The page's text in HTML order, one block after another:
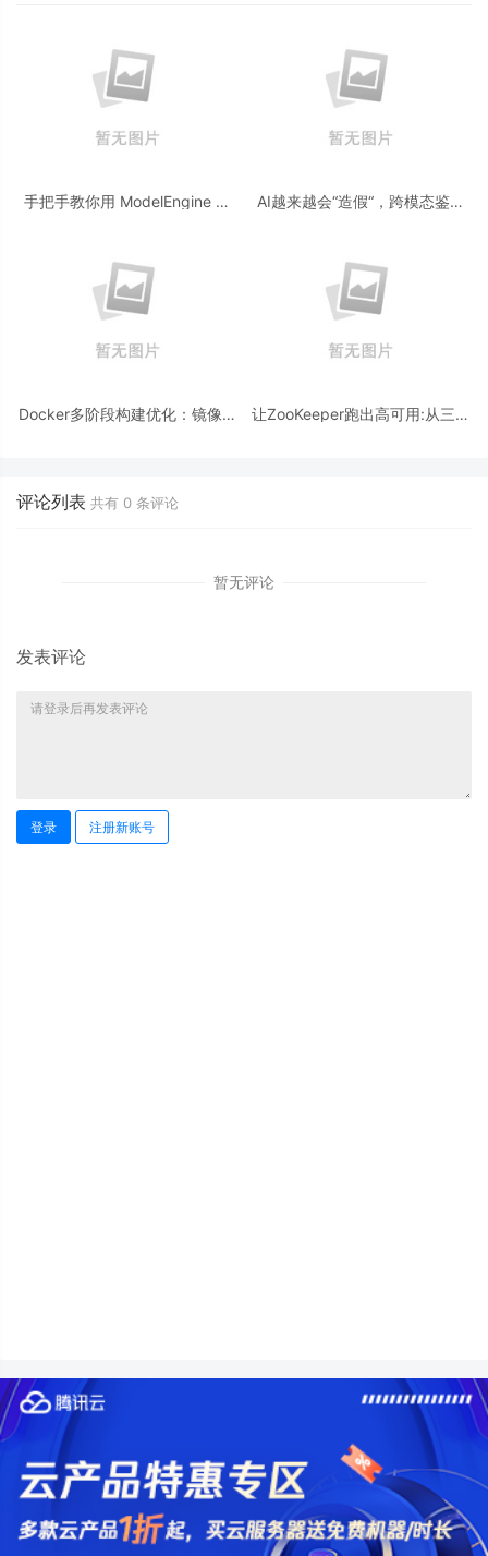
手把手教你用 ModelEngine 打
AI越来越会“造假“，跨模态鉴伪
Docker多阶段构建优化：镜像体
让ZooKeeper跑出高可用:从三节
评论列表 共有 0 条评论
暂无评论
发表评论
登录 注册新账号